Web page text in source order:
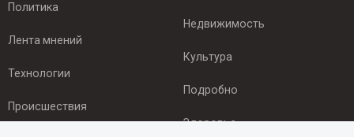
Политика
Лента мнений
Технологии
Происшествия
Недвижимость
Культура
Подробно
Здоровье